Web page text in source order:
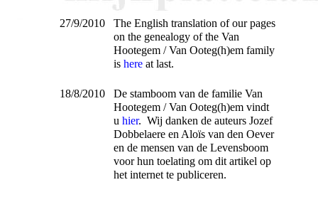
27/9/2010
The English translation of our pages
on the genealogy of the Van
Hootegem / Van Ooteg(h)em family
is hereat last.
18/8/2010
De stamboom van de familie Van
Hootegem / Van Ooteg(h)em vindt
u hier. Wij danken de auteurs Jozef
Dobbelaere en Aloïs van den Oever
en de mensen van de Levensboom
voor hun toelating om dit artikel op
het internet te publiceren.